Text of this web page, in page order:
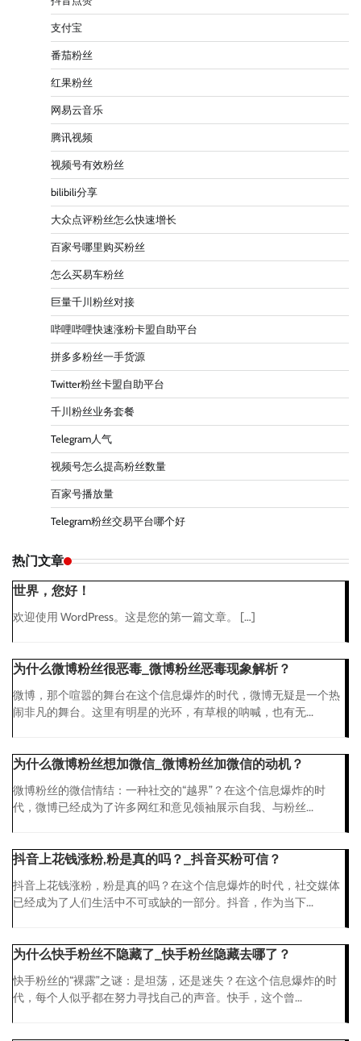
支付宝
番茄粉丝
红果粉丝
网易云音乐
腾讯视频
视频号有效粉丝
bilibili分享
大众点评粉丝怎么快速增长
百家号哪里购买粉丝
怎么买易车粉丝
巨量千川粉丝对接
哔哩哔哩快速涨粉卡盟自助平台
拼多多粉丝一手货源
Twitter粉丝卡盟自助平台
千川粉丝业务套餐
Telegram人气
视频号怎么提高粉丝数量
百家号播放量
Telegram粉丝交易平台哪个好
热门文章
世界，您好！
欢迎使用 WordPress。这是您的第一篇文章。 […]
为什么微博粉丝很恶毒_微博粉丝恶毒现象解析？
微博，那个喧嚣的舞台在这个信息爆炸的时代，微博无疑是一个热
闹非凡的舞台。这里有明星的光环，有草根的呐喊，也有无...
为什么微博粉丝想加微信_微博粉丝加微信的动机？
微博粉丝的微信情结：一种社交的“越界”？在这个信息爆炸的时
代，微博已经成为了许多网红和意见领袖展示自我、与粉丝...
抖音上花钱涨粉,粉是真的吗？_抖音买粉可信？
抖音上花钱涨粉，粉是真的吗？在这个信息爆炸的时代，社交媒体
已经成为了人们生活中不可或缺的一部分。抖音，作为当下...
为什么快手粉丝不隐藏了_快手粉丝隐藏去哪了？
快手粉丝的“裸露”之谜：是坦荡，还是迷失？在这个信息爆炸的时
代，每个人似乎都在努力寻找自己的声音。快手，这个曾...